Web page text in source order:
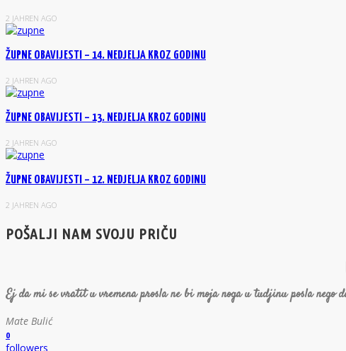
2 JAHREN AGO
ŽUPNE OBAVIJESTI – 14. NEDJELJA KROZ GODINU
2 JAHREN AGO
ŽUPNE OBAVIJESTI – 13. NEDJELJA KROZ GODINU
2 JAHREN AGO
ŽUPNE OBAVIJESTI – 12. NEDJELJA KROZ GODINU
2 JAHREN AGO
POŠALJI NAM SVOJU PRIČU
Ej da mi se vratit u vremena prosla ne bi moja noga u tudjinu posla
Mate Bulić
0
followers